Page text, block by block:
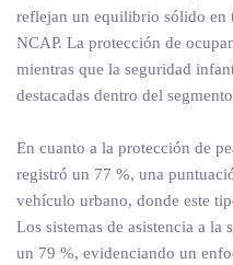
reflejan un equilibrio sólido en
NCAP. La protección de
mientras que la seguridad
destacadas dentro del
En cuanto a la protección de
registró un 77 %, una
vehículo urbano, donde este
Los sistemas de asistencia a la
un 79 %, evidenciando un